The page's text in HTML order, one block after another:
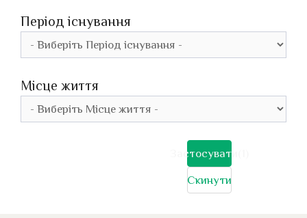
Період існування
Місце життя
Застосувати
Скинути